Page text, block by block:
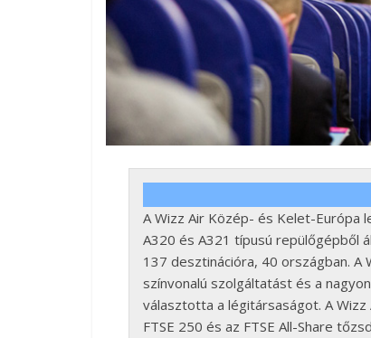
A Wizz Air Közép- és Kelet-Európa
A320 és A321 típusú repülőgépből
137 desztinációra, 40 országban.
színvonalú szolgáltatást és a
választotta a légitársaságot. A Wizz
FTSE 250 és az FTSE All-Share